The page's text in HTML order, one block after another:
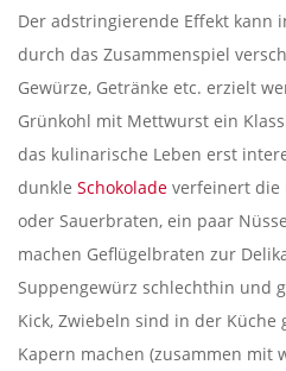
Der adstringierende Effekt kann
durch das Zusammenspiel
Gewürze, Getränke etc. erzielt
Grünkohl mit Mettwurst ein
das kulinarische Leben erst
dunkle Schokolade verfeinert die
oder Sauerbraten, ein paar
machen Geflügelbraten zur
Suppengewürz schlechthin und
Kick, Zwiebeln sind in der
Kapern machen (zusammen mit